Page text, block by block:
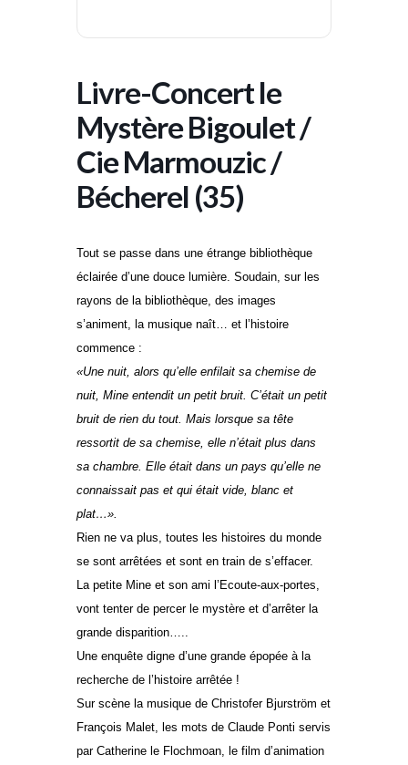
Livre-Concert le
Mystère Bigoulet /
Cie Marmouzic /
Bécherel (35)
Tout se passe dans une étrange bibliothèque
éclairée d’une douce lumière. Soudain, sur les
rayons de la bibliothèque, des images
s’animent, la musique naît… et l’histoire
commence :
«Une nuit, alors qu’elle enfilait sa chemise de
nuit, Mine entendit un petit bruit. C’était un petit
bruit de rien du tout. Mais lorsque sa tête
ressortit de sa chemise, elle n’était plus dans
sa chambre. Elle était dans un pays qu’elle ne
connaissait pas et qui était vide, blanc et
plat…».
Rien ne va plus, toutes les histoires du monde
se sont arrêtées et sont en train de s’effacer.
La petite Mine et son ami l’Ecoute-aux-portes,
vont tenter de percer le mystère et d’arrêter la
grande disparition…..
Une enquête digne d’une grande épopée à la
recherche de l’histoire arrêtée !
Sur scène la musique de Christofer Bjurström et
François Malet, les mots de Claude Ponti servis
par Catherine le Flochmoan, le film d’animation